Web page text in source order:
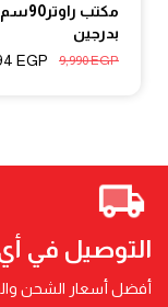
مكتب راوتر90سم
بدرجين
9,990EGP
EGP
التوصيل في
أفضل أسعار الشحن